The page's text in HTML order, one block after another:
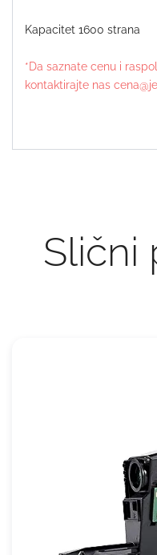
Kapacitet 1600 strana
*Da saznate cenu i
kontaktirajte nas
Slični